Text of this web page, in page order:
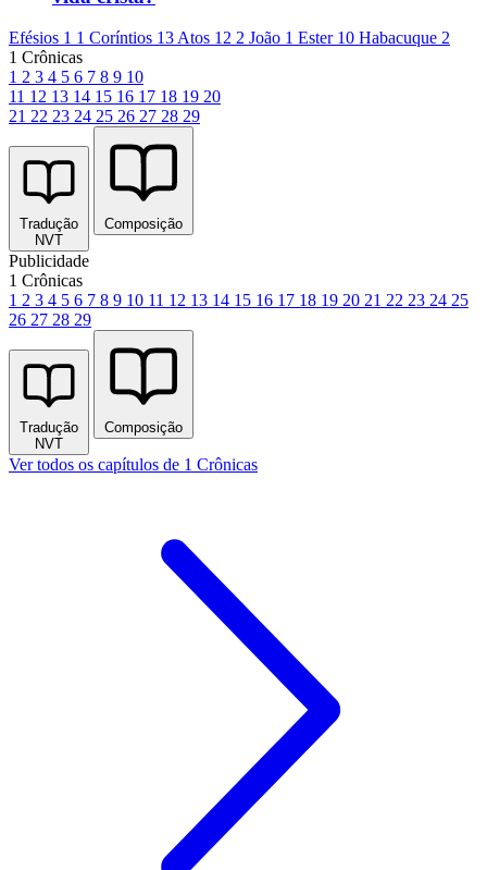
Efésios 1 1 Coríntios 13 Atos 12 2 João 1 Ester 10 Habacuque 2
1 Crônicas
1 2 3 4 5 6 7 8 9 10
11 12 13 14 15 16 17 18 19 20
21 22 23 24 25 26 27 28 29
Tradução
NVT
Composição
Publicidade
1 Crônicas
1 2 3 4 5 6 7 8 9 10 11 12 13 14 15 16 17 18 19 20 21 22 23 24 25
26 27 28 29
Tradução
NVT
Composição
Ver todos os capítulos de 1 Crônicas